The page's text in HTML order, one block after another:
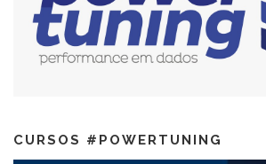
CURSOS #POWERTUNING